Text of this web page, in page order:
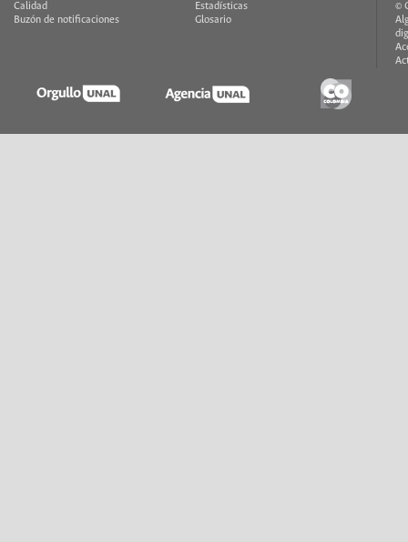
Calidad
Buzón de notificaciones
Estadísticas
Glosario
©